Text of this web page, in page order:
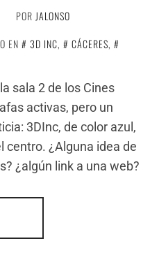
POR JALONSO
EN 3D INC, CÁCERES,
sala 2 de los Cines
activas, pero un
3DInc, de color azul,
centro. ¿Alguna idea de
¿algún link a una web?